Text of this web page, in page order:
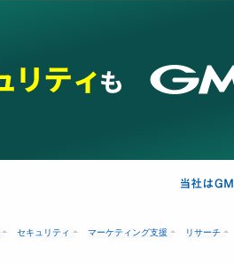
セキュリティ マーケティング支援 リサーチ